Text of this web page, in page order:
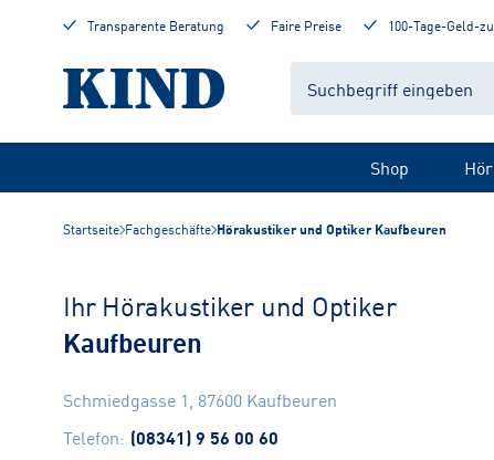
Transparente Beratung Faire Preise 100-Tage-Geld-
Shop
Startseite Fachgeschäfte Hörakustiker und Optiker Kaufbeuren
Ihr Hörakustiker und Optiker
Kaufbeuren
Schmiedgasse 1, 87600 Kaufbeuren
Telefon: (08341) 9 56 00 60